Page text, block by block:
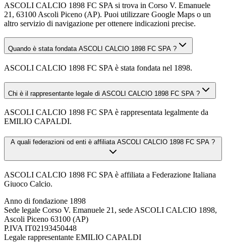
ASCOLI CALCIO 1898 FC SPA si trova in Corso V. Emanuele
21, 63100 Ascoli Piceno (AP). Puoi utilizzare Google Maps o un
altro servizio di navigazione per ottenere indicazioni precise.
Quando è stata fondata ASCOLI CALCIO 1898 FC SPA ?
ASCOLI CALCIO 1898 FC SPA è stata fondata nel 1898.
Chi è il rappresentante legale di ASCOLI CALCIO 1898 FC SPA ?
ASCOLI CALCIO 1898 FC SPA è rappresentata legalmente da
EMILIO CAPALDI.
A quali federazioni od enti è affiliata ASCOLI CALCIO 1898 FC SPA ?
ASCOLI CALCIO 1898 FC SPA è affiliata a Federazione Italiana
Giuoco Calcio.
Anno di fondazione 1898
Sede legale Corso V. Emanuele 21, sede ASCOLI CALCIO 1898,
Ascoli Piceno 63100 (AP)
P.IVA IT02193450448
Legale rappresentante EMILIO CAPALDI